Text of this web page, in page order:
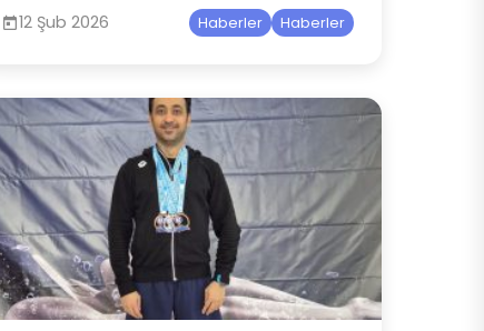
12 Şub 2026 Haberler Haberler